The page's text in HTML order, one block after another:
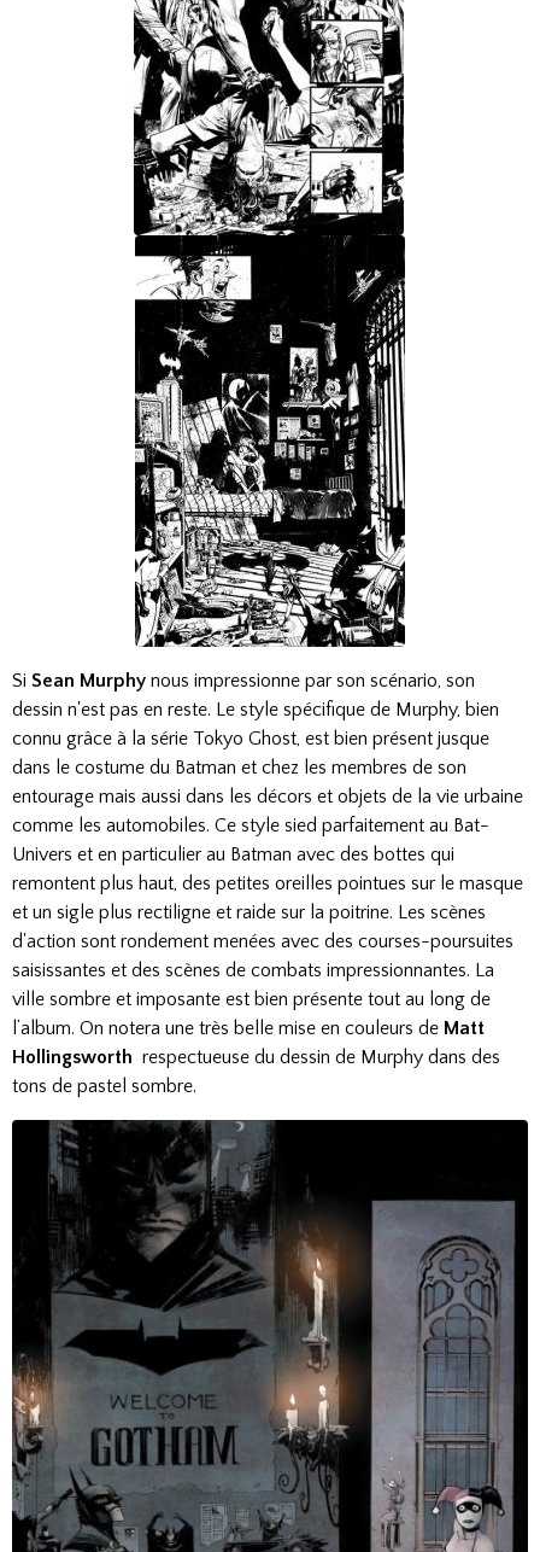
Si Sean Murphy nous impressionne par son scénario, son
dessin n'est pas en reste. Le style spécifique de Murphy, bien
connu grâce à la série Tokyo Ghost, est bien présent jusque
dans le costume du Batman et chez les membres de son
entourage mais aussi dans les décors et objets de la vie urbaine
comme les automobiles. Ce style sied parfaitement au Bat-
Univers et en particulier au Batman avec des bottes qui
remontent plus haut, des petites oreilles pointues sur le masque
et un sigle plus rectiligne et raide sur la poitrine. Les scènes
d'action sont rondement menées avec des courses-poursuites
saisissantes et des scènes de combats impressionnantes. La
ville sombre et imposante est bien présente tout au long de
l’album. On notera une très belle mise en couleurs de Matt
Hollingsworth respectueuse du dessin de Murphy dans des
tons de pastel sombre.